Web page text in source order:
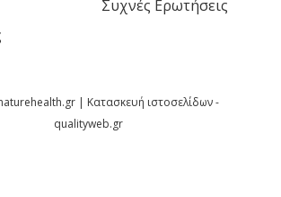
Συχνές Ερωτήσεις
| Κατασκευή ιστοσελίδων -
qualityweb.gr